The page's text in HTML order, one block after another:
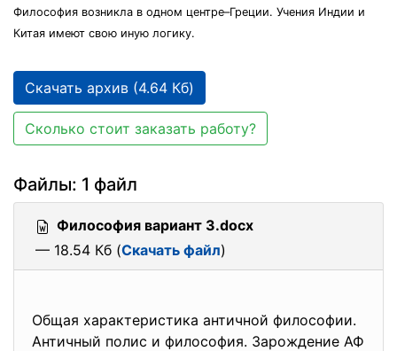
Философия возникла в одном центре–Греции. Учения Индии и
Китая имеют свою иную логику.
Скачать архив (4.64 Кб)
Сколько стоит заказать работу?
Файлы: 1 файл
Философия вариант 3.docx
— 18.54 Кб (Скачать файл)
Общая характеристика античной философии.
Античный полис и философия. Зарождение АФ